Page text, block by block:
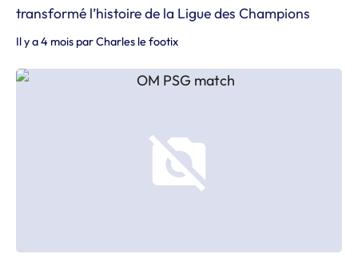
transformé l’histoire de la Ligue des Champions
Il y a 4 mois parCharles le footix